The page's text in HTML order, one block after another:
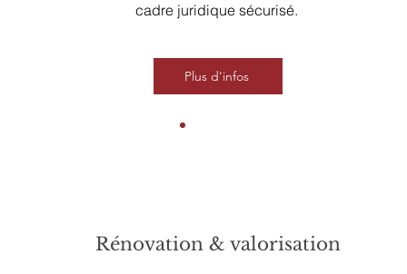
cadre juridique sécurisé.
Plus d'infos
Rénovation & valorisation